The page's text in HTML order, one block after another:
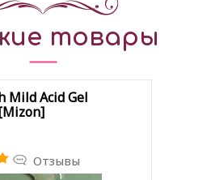
товары
Mild Acid Gel
Отзывы